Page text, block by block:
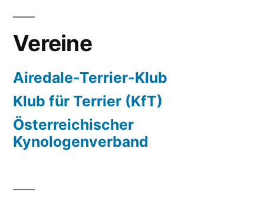
Vereine
Airedale-Terrier-Klub
Klub für Terrier (KfT)
Österreichischer
Kynologenverband